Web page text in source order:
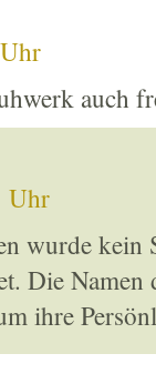
auch
Uhr
wurde kein
Die Namen
ihre